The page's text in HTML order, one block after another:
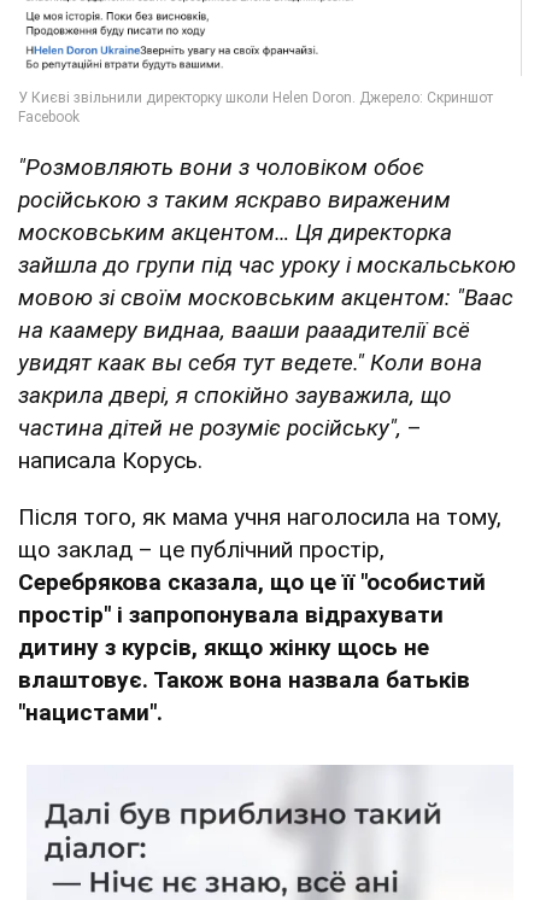
"Розмовляють вони з чоловіком обоє
російською з таким яскраво вираженим
московським акцентом… Ця директорка
зайшла до групи під час уроку і москальською
мовою зі своїм московським акцентом: "Ваас
на каамеру виднаа, вааши рааадителії всё
увидят каак вы себя тут ведете." Коли вона
закрила двері, я спокійно зауважила, що
частина дітей не розуміє російську", –
написала Корусь.
Після того, як мама учня наголосила на тому,
що заклад – це публічний простір,
Серебрякова сказала, що це її "особистий
простір" і запропонувала відрахувати
дитину з курсів, якщо жінку щось не
влаштовує. Також вона назвала батьків
"нацистами".